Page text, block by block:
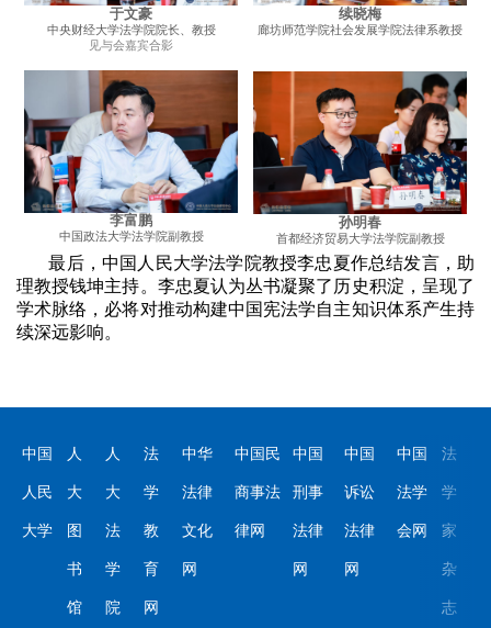
于文豪
中央财经大学法学院院长、教授
见与会嘉宾合影
续晓梅
廊坊师范学院社会发展学院法律系教授
李富鹏
中国政法大学法学院副教授
孙明春
首都经济贸易大学法学院副教授
最后，中国人民大学法学院教授李忠夏作总结发言，助
理教授钱坤主持。李忠夏认为丛书凝聚了历史积淀，呈现了
学术脉络，必将对推动构建中国宪法学自主知识体系产生持
续深远影响。
中国
人民
大学
人
大
图
书
馆
人
大
法
学
院
法
学
教
育
网
中华
法律
文化
网
中国民
商事法
律网
中国
刑事
法律
网
中国
诉讼
法律
网
中国
法学
会网
法
学
家
杂
志